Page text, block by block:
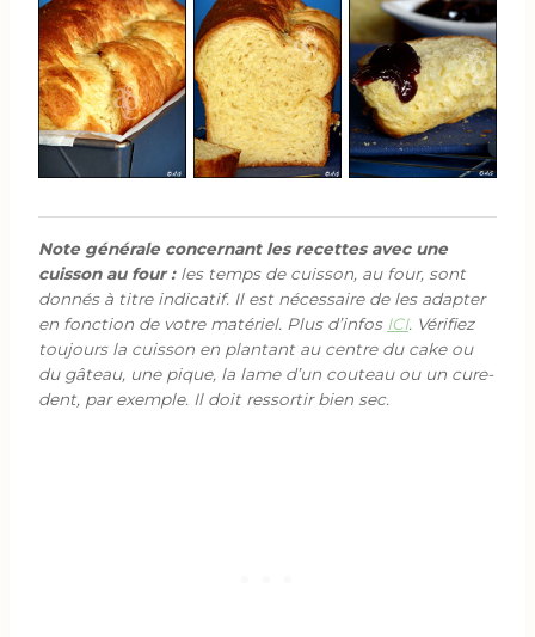
Note générale concernant les recettes avec une
cuisson au four :les temps de cuisson, au four, sont
donnés à titre indicatif. Il est nécessaire de les adapter
en fonction de votre matériel. Plus d’infos ICI. Vérifiez
toujours la cuisson en plantant au centre du cake ou
du gâteau, une pique, la lame d’un couteau ou un cure-
dent, par exemple. Il doit ressortir bien sec.